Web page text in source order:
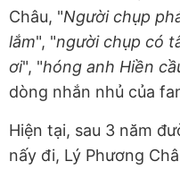
Châu, "Người chụp
lắm", "người chụp có
ơi", "hóng anh Hiền
dòng nhắn nhủ của
Hiện tại, sau 3 năm
nấy đi, Lý Phương